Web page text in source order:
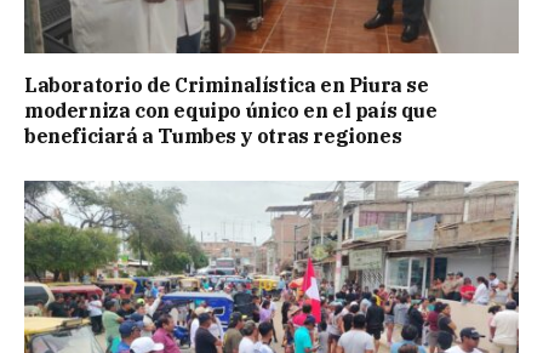
Laboratorio de Criminalística en Piura se
moderniza con equipo único en el país que
beneficiará a Tumbes y otras regiones